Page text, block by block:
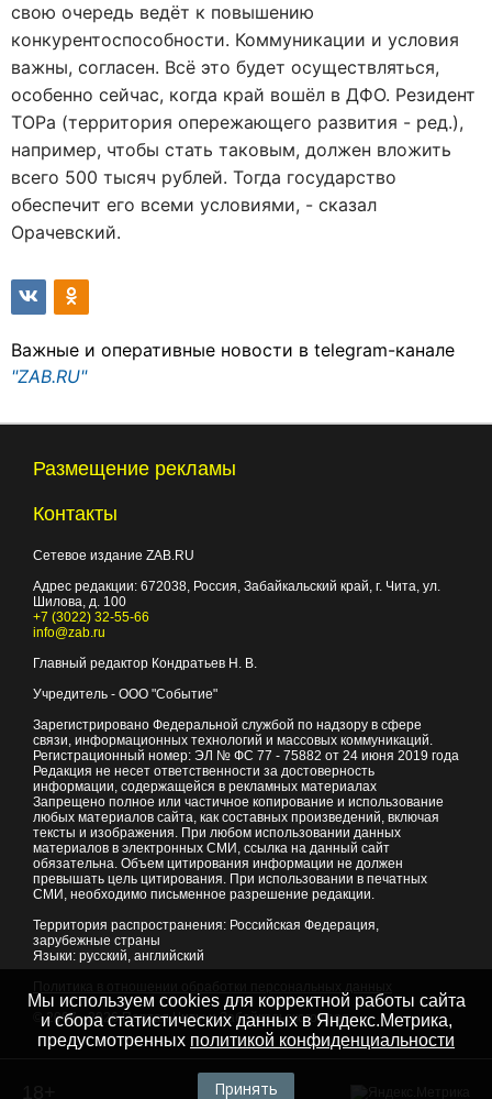
свою очередь ведёт к повышению
конкурентоспособности. Коммуникации и условия
важны, согласен. Всё это будет осуществляться,
особенно сейчас, когда край вошёл в ДФО. Резидент
ТОРа (территория опережающего развития - ред.),
например, чтобы стать таковым, должен вложить
всего 500 тысяч рублей. Тогда государство
обеспечит его всеми условиями, - сказал
Орачевский.
Важные и оперативные новости в telegram-канале
"ZAB.RU"
Размещение рекламы
Контакты
Сетевое издание ZAB.RU
Адрес редакции: 672038, Россия, Забайкальский край, г. Чита, ул.
Шилова, д. 100
+7 (3022) 32-55-66
info@zab.ru
Главный редактор Кондратьев Н. В.
Учредитель - ООО "Событие"
Зарегистрировано Федеральной службой по надзору в сфере
связи, информационных технологий и массовых коммуникаций.
Регистрационный номер: ЭЛ № ФС 77 - 75882 от 24 июня 2019 года
Редакция не несет ответственности за достоверность
информации, содержащейся в рекламных материалах
Запрещено полное или частичное копирование и использование
любых материалов сайта, как составных произведений, включая
тексты и изображения. При любом использовании данных
материалов в электронных СМИ, ссылка на данный сайт
обязательна. Объем цитирования информации не должен
превышать цель цитирования. При использовании в печатных
СМИ, необходимо письменное разрешение редакции.
Территория распространения: Российская Федерация,
зарубежные страны
Языки: русский, английский
© 2007 - 2026Портал Читы и Забайкальского края
Мы используем cookies для корректной работы сайта
и сбора статистических данных в Яндекс.Метрика,
предусмотренных политикой конфиденциальности
Принять